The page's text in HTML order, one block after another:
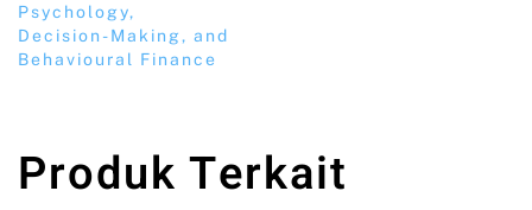
Psychology,
Decision-Making, and
Behavioural Finance
Produk Terkait